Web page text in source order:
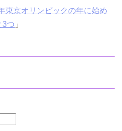
東京オリンピックの年に始め
3つ 」